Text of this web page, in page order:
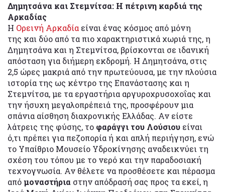
Δημητσάνα και Στεμνίτσα: Η πέτρινη καρδιά της
Αρκαδίας
Η Ορεινή Αρκαδία είναι ένας κόσμος από μόνη
της και δύο από τα πιο χαρακτηριστικά χωριά της, η
Δημητσάνα και η Στεμνίτσα, βρίσκονται σε ιδανική
απόσταση για διήμερη εκδρομή. Η Δημητσάνα, στις
2,5 ώρες μακριά από την πρωτεύουσα, με την πλούσια
ιστορία της ως κέντρο της Επανάστασης και η
Στεμνίτσα, με τα εργαστήρια αργυροχρυσοχοΐας και
την ήσυχη μεγαλοπρέπειά της, προσφέρουν μια
σπάνια αίσθηση διαχρονικής Ελλάδας. Αν είστε
λάτρεις της φύσης, το φαράγγι του Λούσιου είναι
ό,τι πρέπει για πεζοπορία ή και απλή περιήγηση, ενώ
το Υπαίθριο Μουσείο Υδροκίνησης αναδεικνύει τη
σχέση του τόπου με το νερό και την παραδοσιακή
τεχνογνωσία. Αν θέλετε να προσθέσετε και πέρασμα
απόμοναστήρια στην απόδρασή σας προς τα εκεί, η